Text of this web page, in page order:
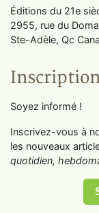
Éditions du 21e
2955, rue du
Ste-Adèle, Qc
Soyez informé !
Inscrivez-vous à
les nouveaux
quotidien,